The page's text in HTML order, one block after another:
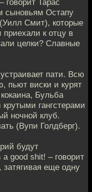
сыновьям Остапу
Смит), которые
к отцу в
целки? Славные
пати. Всю
пьют виски и курят
Бульба
гангстерами
ночной клуб.
(Вупи Голдберг).
будут
good shit! – говорит
еще одну